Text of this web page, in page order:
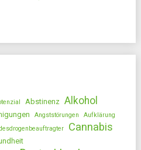
Abstinenz Alkohol
Angststörungen
Aufklärung
Cannabis